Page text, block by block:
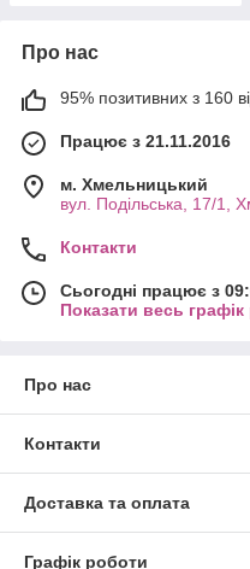
Про нас
95% позитивних з 160
Працює з 21.11.2016
м. Хмельницький
вул. Подільська, 17/1,
Контакти
Сьогодні працює з
Показати весь
Про нас
Контакти
Доставка та оплата
Графік роботи